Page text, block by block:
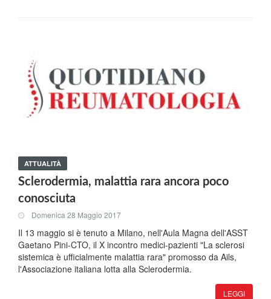
ATTUALITÀ
Sclerodermia, malattia rara ancora poco
conosciuta
Domenica 28 Maggio 2017
Il 13 maggio si è tenuto a Milano, nell'Aula Magna dell'ASST
Gaetano Pini-CTO, il X incontro medici-pazienti "La sclerosi
sistemica è ufficialmente malattia rara" promosso da Ails,
l'Associazione italiana lotta alla Sclerodermia.
LEGGI